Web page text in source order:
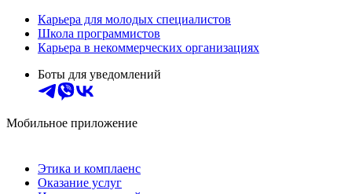
Карьера для молодых специалистов
Школа программистов
Карьера в некоммерческих организациях
Боты для уведомлений
Мобильное приложение
Этика и комплаенс
Оказание услуг